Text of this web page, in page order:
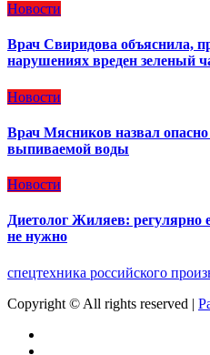
Новости
Врач Свиридова объяснила,
нарушениях вреден зеленый
Новости
Врач Мясников назвал
выпиваемой воды
Новости
Диетолог Жиляев: регулярно
не нужно
спецтехника российского
Copyright © All rights reserved |